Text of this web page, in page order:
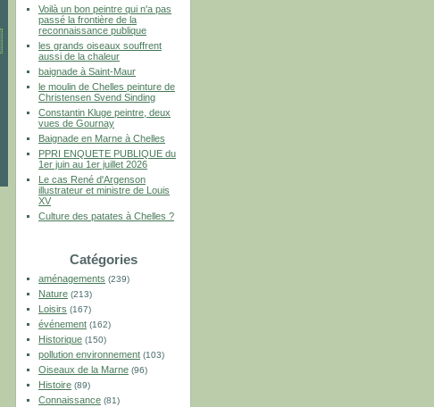
Voilà un bon peintre qui n'a pas
passé la frontière de la
reconnaissance publique
les grands oiseaux souffrent
aussi de la chaleur
baignade à Saint-Maur
le moulin de Chelles peinture de
Christensen Svend Sinding
Constantin Kluge peintre, deux
vues de Gournay
Baignade en Marne à Chelles
PPRI ENQUETE PUBLIQUE du
1er juin au 1er juillet 2026
Le cas René d'Argenson
illustrateur et ministre de Louis
XV
Culture des patates à Chelles ?
Catégories
aménagements (239)
Nature (213)
Loisirs (167)
événement (162)
Historique (150)
pollution environnement (103)
Oiseaux de la Marne (96)
Histoire (89)
Connaissance (81)